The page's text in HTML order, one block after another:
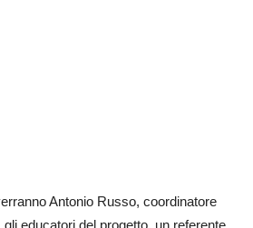
Antonio Russo, coordinatore
gli educatori del progetto, un referente